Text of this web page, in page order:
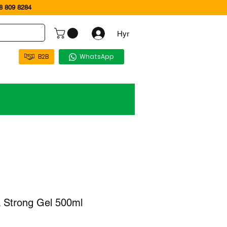
809 8284
Hyr
B2B WhatsApp
Gel 500ml